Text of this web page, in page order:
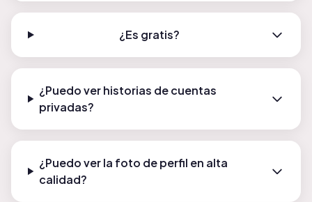
¿Es gratis?
¿Puedo ver historias de cuentas
privadas?
¿Puedo ver la foto de perfil en alta
calidad?